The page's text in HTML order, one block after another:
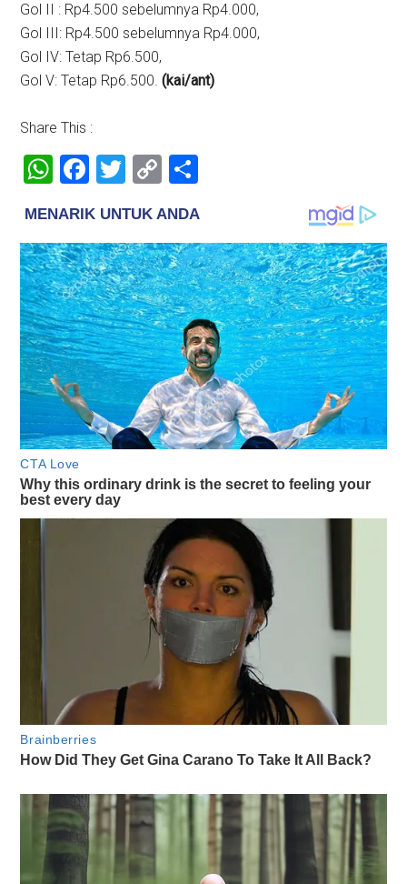
Gol II : Rp4.500 sebelumnya Rp4.000,
Gol III: Rp4.500 sebelumnya Rp4.000,
Gol IV: Tetap Rp6.500,
Gol V: Tetap Rp6.500.(kai/ant)
Share This :
WhatsApp
Facebook
Twitter
Copy